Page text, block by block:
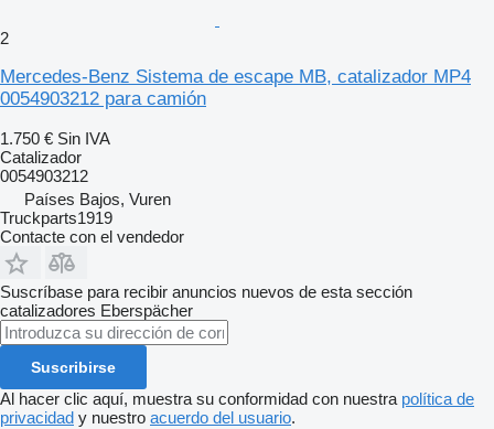
2
Mercedes-Benz Sistema de escape MB, catalizador MP4
0054903212 para camión
1.750 € Sin IVA
Catalizador
0054903212
Países Bajos, Vuren
Truckparts1919
Contacte con el vendedor
Suscríbase para recibir anuncios nuevos de esta sección
catalizadores Eberspächer
Suscribirse
Al hacer clic aquí, muestra su conformidad con nuestra política de
privacidad y nuestro acuerdo del usuario.